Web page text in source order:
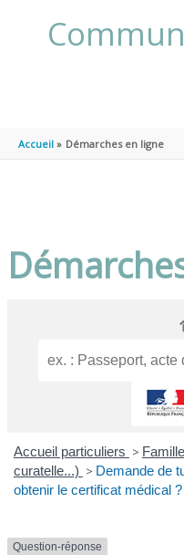
Accueil Démarches en ligne
Accueil particuliers > Famille
curatelle...) > Demande de
obtenir le certificat médical ?
Question-réponse